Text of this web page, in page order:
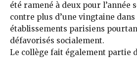
été ramené à deux pour l’année
contre plus d’une vingtaine dans
établissements parisiens
défavorisés socialement.
Le collège fait également partie